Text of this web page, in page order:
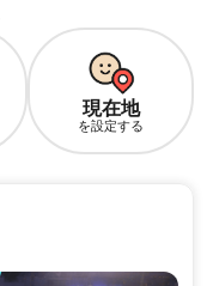
現在地
を設定する